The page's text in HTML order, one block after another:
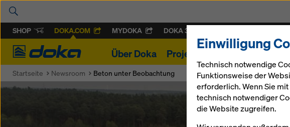
SHOP DOKA.COM MYDOKA DOKA 360
Doka
Über Doka Projekte Produkte &
Startseite Newsroom Beton unter Beobachtung
Einwilligung
Technisch notwendige
Funktionsweise der
erforderlich. Wenn Sie
technisch notwendiger
die Website zugreifen.